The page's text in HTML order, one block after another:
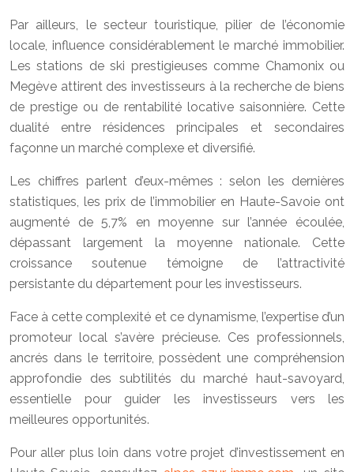
Par ailleurs, le secteur touristique, pilier de l’économie
locale, influence considérablement le marché immobilier.
Les stations de ski prestigieuses comme Chamonix ou
Megève attirent des investisseurs à la recherche de biens
de prestige ou de rentabilité locative saisonnière. Cette
dualité entre résidences principales et secondaires
façonne un marché complexe et diversifié.
Les chiffres parlent d’eux-mêmes : selon les dernières
statistiques, les prix de l’immobilier en Haute-Savoie ont
augmenté de 5,7% en moyenne sur l’année écoulée,
dépassant largement la moyenne nationale. Cette
croissance soutenue témoigne de l’attractivité
persistante du département pour les investisseurs.
Face à cette complexité et ce dynamisme, l’expertise d’un
promoteur local s’avère précieuse. Ces professionnels,
ancrés dans le territoire, possèdent une compréhension
approfondie des subtilités du marché haut-savoyard,
essentielle pour guider les investisseurs vers les
meilleures opportunités.
Pour aller plus loin dans votre projet d’investissement en